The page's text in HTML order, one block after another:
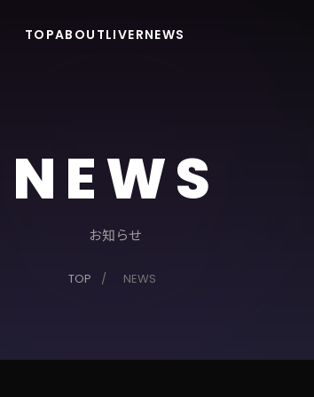
TOPABOUTLIVERNEWS
NEWS
お知らせ
TOP / NEWS